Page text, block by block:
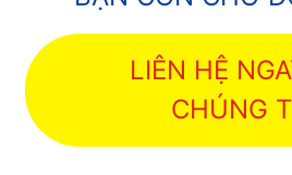
LIÊN HỆ
CHÚNG